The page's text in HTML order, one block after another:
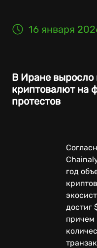
16 января
В Иране выросло
криптовалют на
протестов
год
достиг
причем